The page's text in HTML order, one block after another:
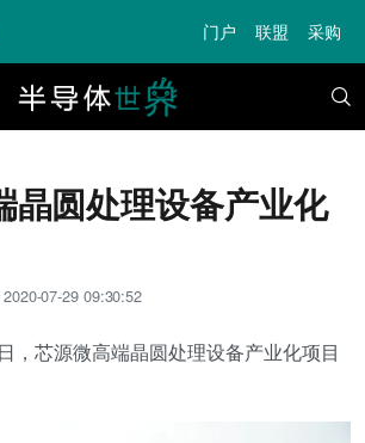
门户 联盟 采购
晶圆处理设备产业化
2020-07-29 09:30:52
，芯源微高端晶圆处理设备产业化项目